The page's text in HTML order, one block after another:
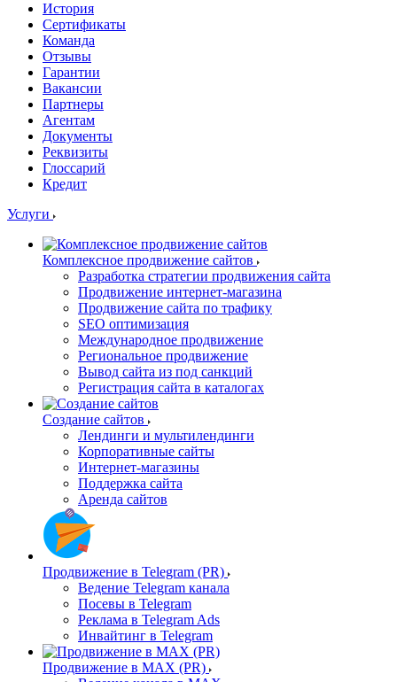
История
Сертификаты
Команда
Отзывы
Гарантии
Вакансии
Партнеры
Агентам
Документы
Реквизиты
Глоссарий
Кредит
Услуги
Комплексное продвижение сайтов
Разработка стратегии продвижения сайта
Продвижение интернет-магазина
Продвижение сайта по трафику
SEO оптимизация
Международное продвижение
Региональное продвижение
Вывод сайта из под санкций
Регистрация сайта в каталогах
Создание сайтов
Лендинги и мультилендинги
Корпоративные сайты
Интернет-магазины
Поддержка сайта
Аренда сайтов
Продвижение в Telegram (PR)
Ведение Telegram канала
Посевы в Telegram
Реклама в Telegram Ads
Инвайтинг в Telegram
Продвижение в MAX (PR)